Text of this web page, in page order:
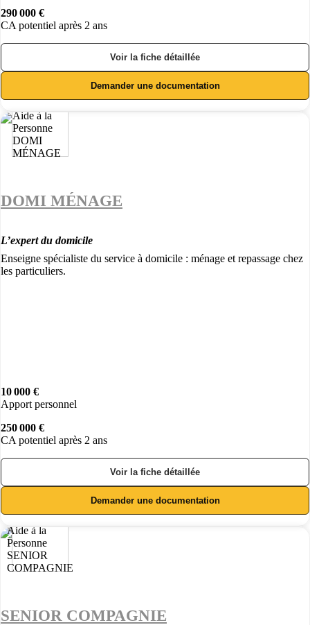
290 000 €
CA potentiel après 2 ans
Voir la fiche détaillée
Demander une documentation
DOMI MÉNAGE
L’expert du domicile
Enseigne spécialiste du service à domicile : ménage et repassage chez
les particuliers.
10 000 €
Apport personnel
250 000 €
CA potentiel après 2 ans
Voir la fiche détaillée
Demander une documentation
SENIOR COMPAGNIE